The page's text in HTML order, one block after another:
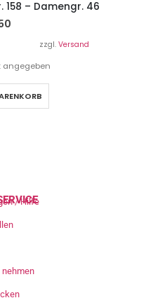
158 – Damengr. 46
zzgl. Versand
angegeben
/ Hilfe
nehmen